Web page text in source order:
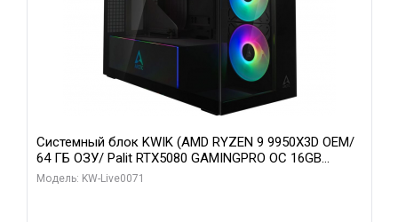
Системный блок KWIK (AMD RYZEN 9 9950X3D OEM/
64 ГБ ОЗУ/ Palit RTX5080 GAMINGPRO OC 16GB
GDDR7 256bit 3xDP HD/ 960 ГБ SSD)
Модель: KW-Live0071